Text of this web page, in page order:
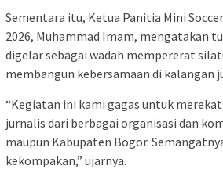
Sementara itu, Ketua Panitia Mini
2026, Muhammad Imam, mengatakan
digelar sebagai wadah mempererat
membangun kebersamaan di kalangan
“Kegiatan ini kami gagas untuk
jurnalis dari berbagai organisasi dan
maupun Kabupaten Bogor.
kekompakan,” ujarnya.